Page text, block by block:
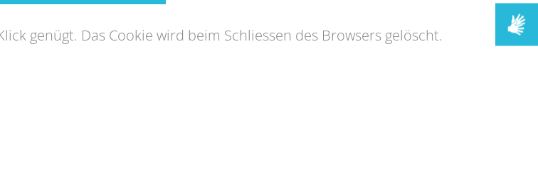
genügt. Das Cookie wird beim Schliessen des Browsers gelöscht.